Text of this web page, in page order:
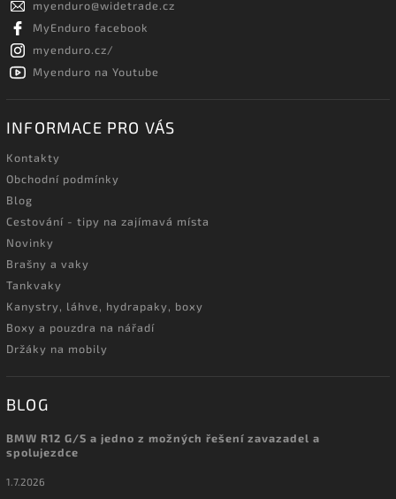
myenduro@widetrade.cz
MyEnduro facebook
myenduro.cz/
Myenduro na Youtube
INFORMACE PRO VÁS
Kontakty
Obchodní podmínky
Blog
Cestování - tipy na zajímavá místa
Novinky
Brašny a vaky
Tankvaky
Kanystry, láhve, hydrapaky, boxy
Boxy a pouzdra na nářadí
Držáky na mobily
BLOG
BMW R12 G/S a jedno z možných řešení zavazadel a
spolujezdce
1.7.2026